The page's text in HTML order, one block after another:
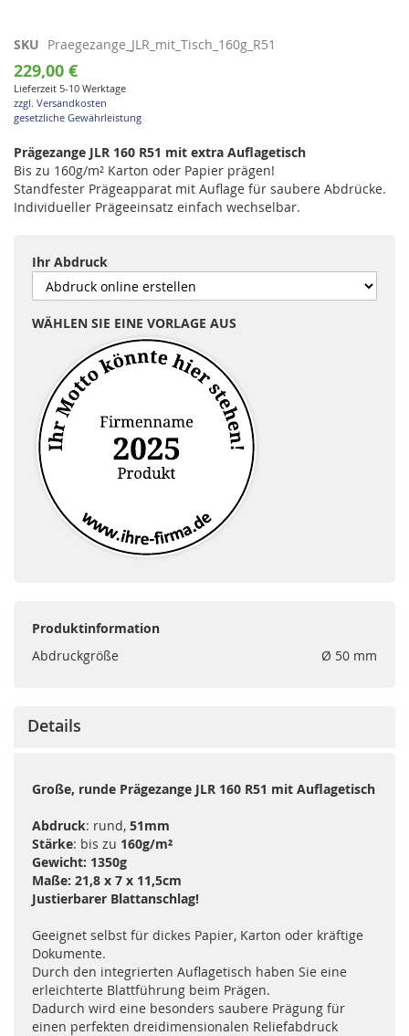
Zum
Anfang
der
Bildgalerie
springen
SKU Praegezange_JLR_mit_Tisch_160g_R51
229,00 €
Lieferzeit 5-10 Werktage
zzgl. Versandkosten
gesetzliche Gewährleistung
Prägezange JLR 160 R51 mit extra Auflagetisch
Bis zu 160g/m² Karton oder Papier prägen!
Standfester Prägeapparat mit Auflage für saubere Abdrücke.
Individueller Prägeeinsatz einfach wechselbar.
Ihr Abdruck
WÄHLEN SIE EINE VORLAGE AUS
Produktinformation
Abdruckgröße
Ø 50 mm
Details
Große, runde Prägezange JLR 160 R51 mit Auflagetisch
Abdruck: rund, 51mm
Stärke: bis zu 160g/m²
Gewicht: 1350g
Maße: 21,8 x 7 x 11,5cm
Justierbarer Blattanschlag!
Geeignet selbst für dickes Papier, Karton oder kräftige
Dokumente.
Durch den integrierten Auflagetisch haben Sie eine
erleichterte Blattführung beim Prägen.
Dadurch wird eine besonders saubere Prägung für
einen perfekten dreidimensionalen Reliefabdruck